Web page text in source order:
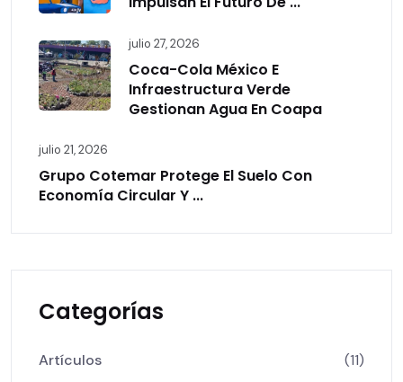
julio 27, 2026
Coca-Cola México E
Infraestructura Verde
Gestionan Agua En Coapa
julio 21, 2026
Grupo Cotemar Protege El Suelo Con
Economía Circular Y ...
Categorías
Artículos (11)